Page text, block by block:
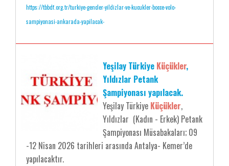
https://tbbdf.org.tr/turkiye-gencler-yildizlar-ve-kucukler-bocce-volo-
sampiyonasi-ankarada-yapilacak-
Yeşilay Türkiye Küçükler,
Yıldızlar Petank
Şampiyonası yapılacak.
Yeşilay Türkiye Küçükler,
Yıldızlar (Kadın - Erkek) Petank
Şampiyonası Müsabakaları; 09
-12 Nisan 2026 tarihleri arasında Antalya- Kemer’de
yapılacaktır.